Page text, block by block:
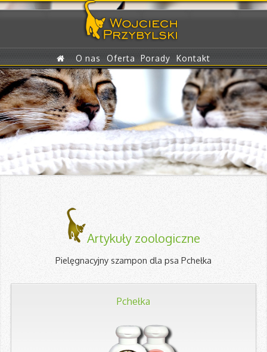
O nas Oferta Porady Kontakt
Artykuły zoologiczne
Pielęgnacyjny szampon dla psa Pchełka
Pchełka